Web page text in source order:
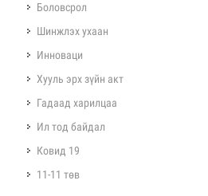
Боловсрол
Шинжлэх ухаан
Инноваци
Хууль эрх зүйн акт
Гадаад харилцаа
Ил тод байдал
Ковид 19
11-11 төв